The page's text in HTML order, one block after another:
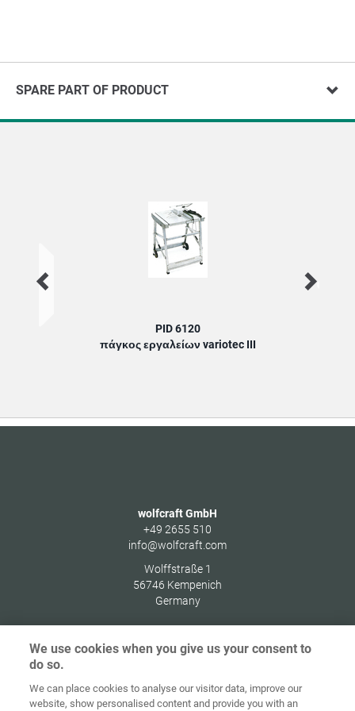
SPARE PART OF PRODUCT
PID 6120
πάγκος εργαλείων variotec III
wolfcraft GmbH
+49 2655 510
info@wolfcraft.com
Wolffstraße 1
56746 Kempenich
Germany
Αρχική Επικοινωνία
Στοιχεία
έκδοσης δεδομένων
We use cookies when you give us your consent to
do so.
We can place cookies to analyse our visitor data, improve our
website, show personalised content and provide you with an